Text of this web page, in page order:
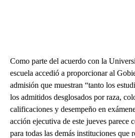
Como parte del acuerdo con la
escuela accedió a proporcionar al
admisión que muestran “tanto los
los admitidos desglosados por raza,
calificaciones y desempeño en
acción ejecutiva de este jueves parece
para todas las demás instituciones que